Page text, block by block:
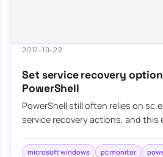
2017-10-22
Set service recovery
PowerShell
PowerShell still often relies on
service recovery actions, and this
microsoft windows pc monitor